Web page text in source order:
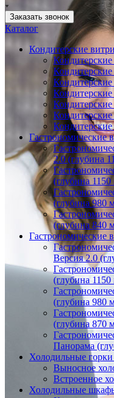
Заказать звонок
Каталог
Кондитерские
2.0 (глубина
(глубина
(глубина 980
(глубина 840
Версия 2.0
(глубина
(глубина 980
(глубина 870
Панорама
Холодильные горки
Выносное
Встроенное
Холодильные